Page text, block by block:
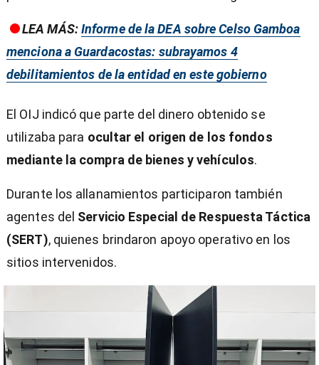
LEA MÁS:Informe de la DEA sobre Celso Gamboa
menciona a Guardacostas: subrayamos 4
debilitamientos de la entidad en este gobierno
El OIJ indicó que parte del dinero obtenido se
utilizaba para ocultar el origen de los fondos
mediante la compra de bienes y vehículos.
Durante los allanamientos participaron también
agentes del Servicio Especial de Respuesta Táctica
(SERT), quienes brindaron apoyo operativo en los
sitios intervenidos.